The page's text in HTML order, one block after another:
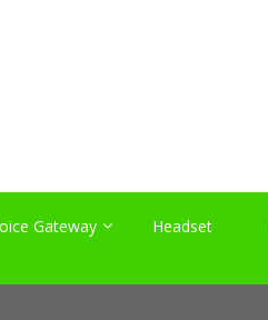
Gateway Headset